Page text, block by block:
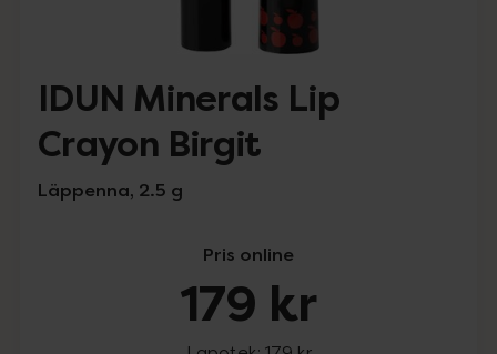
IDUN Minerals Lip
Crayon Birgit
Läppenna, 2.5 g
Pris online
179 kr